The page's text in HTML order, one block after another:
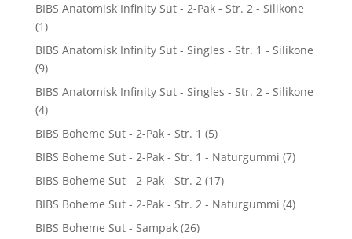
BIBS Anatomisk Infinity Sut - 2-Pak - Str. 2 - Silikone
(1)
BIBS Anatomisk Infinity Sut - Singles - Str. 1 - Silikone
(9)
BIBS Anatomisk Infinity Sut - Singles - Str. 2 - Silikone
(4)
BIBS Boheme Sut - 2-Pak - Str. 1 (5)
BIBS Boheme Sut - 2-Pak - Str. 1 - Naturgummi (7)
BIBS Boheme Sut - 2-Pak - Str. 2 (17)
BIBS Boheme Sut - 2-Pak - Str. 2 - Naturgummi (4)
BIBS Boheme Sut - Sampak (26)